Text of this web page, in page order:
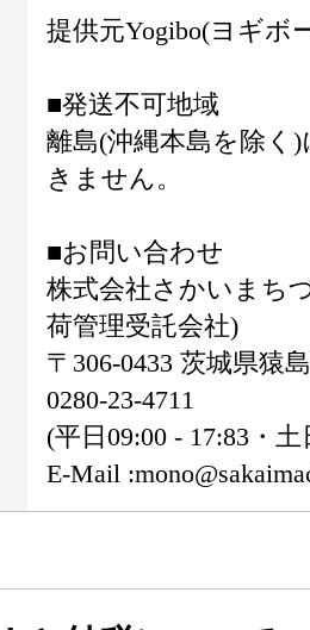
提供元Yogibo(ヨギボ
■発送不可地域
離島(沖縄本島を除く
きません。
■お問い合わせ
株式会社さかいまち
荷管理受託会社)
〒306-0433 茨城県猿
0280-23-4711
(平日09:00 - 17:83・
E-Mail